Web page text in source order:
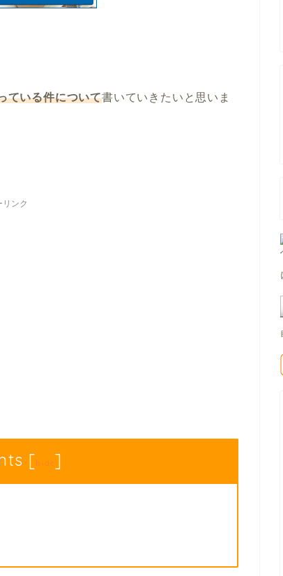
ている件について書いていきたいと思いま
リンク
[hide]